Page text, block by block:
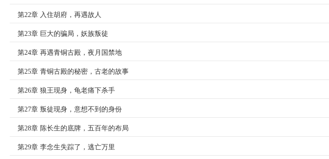
第22章 入住胡府，再遇故人
第23章 巨大的骗局，妖族叛徒
第24章 再遇青铜古殿，夜月国禁地
第25章 青铜古殿的秘密，古老的故事
第26章 狼王现身，龟老痛下杀手
第27章 叛徒现身，意想不到的身份
第28章 陈长生的底牌，五百年的布局
第29章 李念生失踪了，逃亡万里